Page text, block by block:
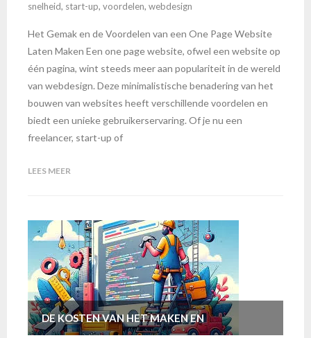
snelheid, start-up, voordelen, webdesign
Het Gemak en de Voordelen van een One Page Website
Laten Maken Een one page website, ofwel een website op
één pagina, wint steeds meer aan populariteit in de wereld
van webdesign. Deze minimalistische benadering van het
bouwen van websites heeft verschillende voordelen en
biedt een unieke gebruikerservaring. Of je nu een
freelancer, start-up of
LEES MEER
DE KOSTEN VAN HET MAKEN EN